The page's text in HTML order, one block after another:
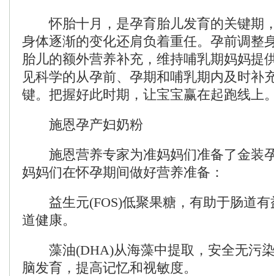
怀胎十月，是孕育胎儿发育的关键期
身体逐渐的变化还肩负着重任。孕前调整
胎儿的额外营养补充，维持哺乳期妈妈提
见科学的从孕前、孕期和哺乳期内及时补
键。把握好此时期，让宝宝赢在起跑线上
施恩孕产妇奶粉
施恩营养专家为准妈妈们准备了金装
妈妈们在怀孕期间做好营养准备：
益生元(FOS)低聚果糖，有助于肠道有
道健康。
藻油(DHA)从海藻中提取，安全无污
脑发育，提高记忆和视敏度。